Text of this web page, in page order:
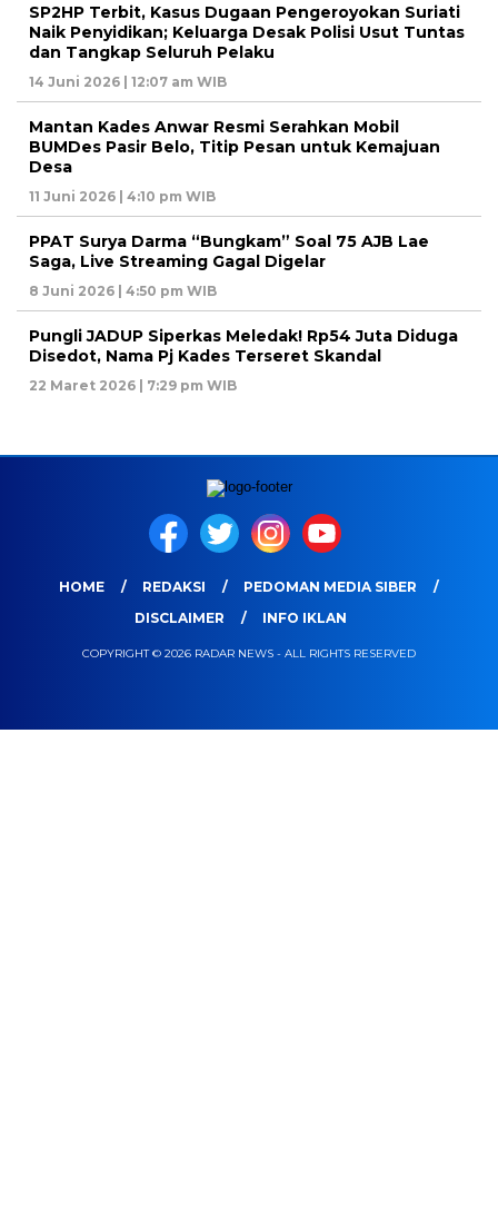
SP2HP Terbit, Kasus Dugaan Pengeroyokan Suriati
Naik Penyidikan; Keluarga Desak Polisi Usut Tuntas
dan Tangkap Seluruh Pelaku
14 Juni 2026 | 12:07 am WIB
Mantan Kades Anwar Resmi Serahkan Mobil
BUMDes Pasir Belo, Titip Pesan untuk Kemajuan
Desa
11 Juni 2026 | 4:10 pm WIB
PPAT Surya Darma “Bungkam” Soal 75 AJB Lae
Saga, Live Streaming Gagal Digelar
8 Juni 2026 | 4:50 pm WIB
Pungli JADUP Siperkas Meledak! Rp54 Juta Diduga
Disedot, Nama Pj Kades Terseret Skandal
22 Maret 2026 | 7:29 pm WIB
HOME REDAKSI
PEDOMAN MEDIA SIBER
DISCLAIMER
INFO IKLAN
COPYRIGHT © 2026 RADAR NEWS - ALL RIGHTS RESERVED